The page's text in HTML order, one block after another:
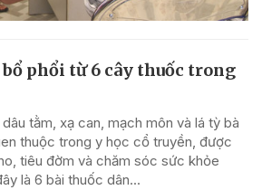
phổi từ 6 cây thuốc trong
tằm, xạ can, mạch môn và lá tỳ bà
thuộc trong y học cổ truyền, được
tiêu đờm và chăm sóc sức khỏe
là 6 bài thuốc dân...